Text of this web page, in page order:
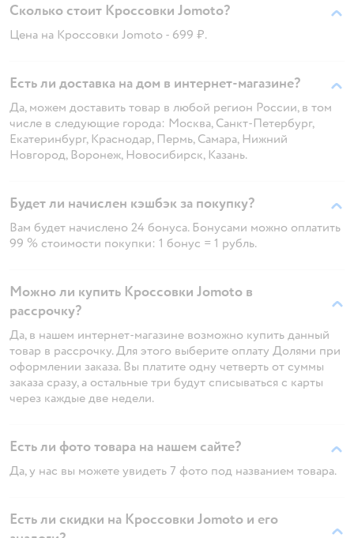
Сколько стоит Кроссовки Jomoto?
Цена на Кроссовки Jomoto - 699 ₽.
Есть ли доставка на дом в интернет-магазине?
Да, можем доставить товар в любой регион России, в том
числе в следующие города: Москва, Санкт-Петербург,
Екатеринбург, Краснодар, Пермь, Самара, Нижний
Новгород, Воронеж, Новосибирск, Казань.
Будет ли начислен кэшбэк за покупку?
Вам будет начислено 24 бонуса. Бонусами можно оплатить
99 % стоимости покупки: 1 бонус = 1 рубль.
Можно ли купить Кроссовки Jomoto в
рассрочку?
Да, в нашем интернет-магазине возможно купить данный
товар в рассрочку. Для этого выберите оплату Долями при
оформлении заказа. Вы платите одну четверть от суммы
заказа сразу, а остальные три будут списываться с карты
через каждые две недели.
Есть ли фото товара на нашем сайте?
Да, у нас вы можете увидеть 7 фото под названием товара.
Есть ли скидки на Кроссовки Jomoto и его